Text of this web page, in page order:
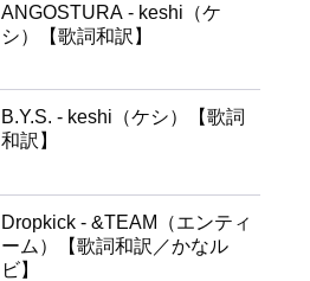
ANGOSTURA - keshi（ケ
シ）【歌詞和訳】
B.Y.S. - keshi（ケシ）【歌詞
和訳】
Dropkick - &TEAM（エンティ
ーム）【歌詞和訳／かなル
ビ】